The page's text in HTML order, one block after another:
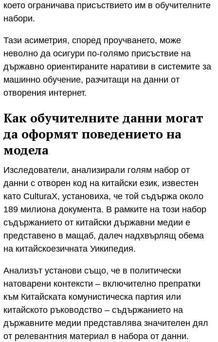
което ограничава присъствието им в обучителните
набори.
Тази асиметрия, според проучването, може
неволно да осигури по-голямо присъствие на
държавно ориентираните наративи в системите за
машинно обучение, разчитащи на данни от
отворения интернет.
Как обучителните данни могат
да оформят поведението на
модела
Изследователи, анализирали голям набор от
данни с отворен код на китайски език, известен
като CulturaX, установиха, че той съдържа около
189 милиона документа. В рамките на този набор
съдържанието от китайски държавни медии е
представено в мащаб, далеч надхвърлящ обема
на китайскоезичната Уикипедия.
Анализът установи също, че в политически
натоварени контексти – включително препратки
към Китайската комунистическа партия или
китайското ръководство – съдържанието на
държавните медии представлява значителен дял
от релевантния материал в набора от данни.